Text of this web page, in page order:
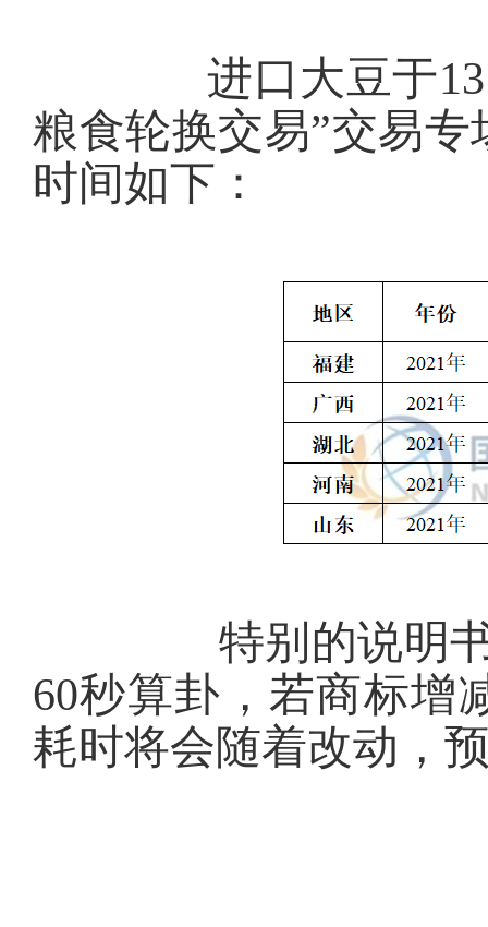
进口大豆于13:30
粮食轮换交易”交易专
时间如下：
特别的说明书：
60秒算卦，若商标增
耗时将会随着改动，